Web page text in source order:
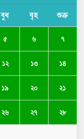
বুধ বৃহ শুক্র
৫ ৬ ৭
১২ ১৩ ১৪
১৯ ২০ ২১
২৬ ২৭ ২৮